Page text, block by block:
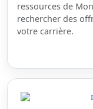
ressources de
rechercher des
votre carrière.